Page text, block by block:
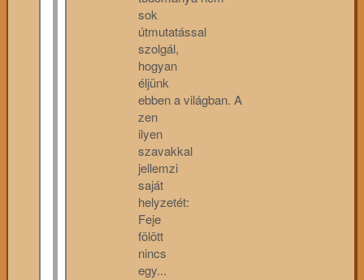
sok
útmutatással
szolgál,
hogyan
éljünk
ebben a világban. A
zen
ilyen
szavakkal
jellemzi
saját
helyzetét:
Feje
fölött
nincs
egy...